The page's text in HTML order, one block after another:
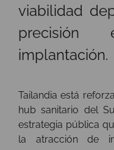
viabilidad
implantación.
Tailandia está
hub sanitario del
estrategia pública
la atracción de